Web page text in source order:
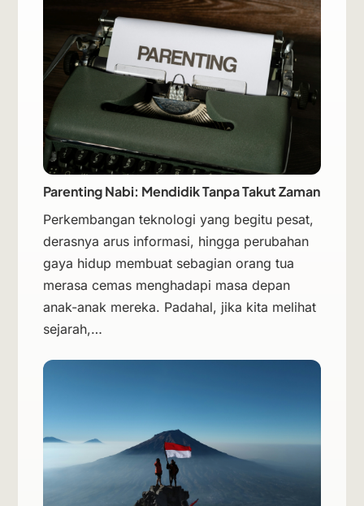
Parenting Nabi: Mendidik Tanpa Takut Zaman
Perkembangan teknologi yang begitu pesat,
derasnya arus informasi, hingga perubahan
gaya hidup membuat sebagian orang tua
merasa cemas menghadapi masa depan
anak-anak mereka. Padahal, jika kita melihat
sejarah,…